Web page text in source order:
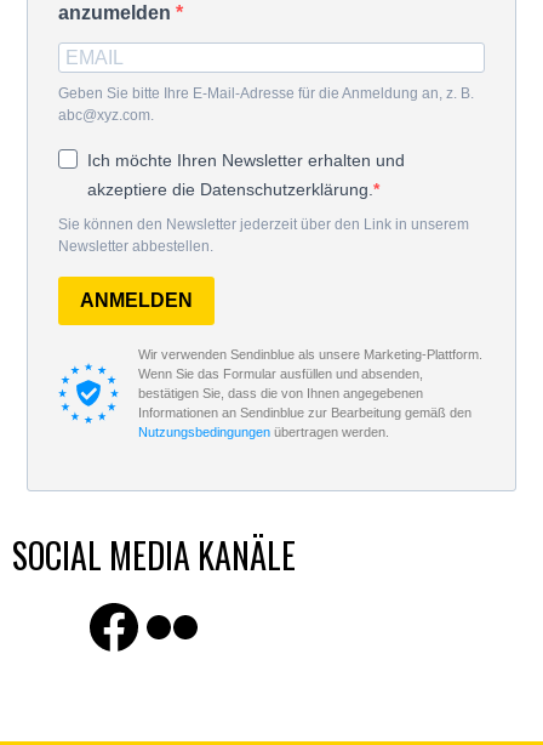
anzumelden
Geben Sie bitte Ihre E-Mail-Adresse für die Anmeldung an, z. B.
abc@xyz.com.
Ich möchte Ihren Newsletter erhalten und
akzeptiere die Datenschutzerklärung.
Sie können den Newsletter jederzeit über den Link in unserem
Newsletter abbestellen.
ANMELDEN
Wir verwenden Sendinblue als unsere Marketing-Plattform.
Wenn Sie das Formular ausfüllen und absenden,
bestätigen Sie, dass die von Ihnen angegebenen
Informationen an Sendinblue zur Bearbeitung gemäß den
Nutzungsbedingungenübertragen werden.
SOCIAL MEDIA KANÄLE
Finde uns auf Facebook
Flickr